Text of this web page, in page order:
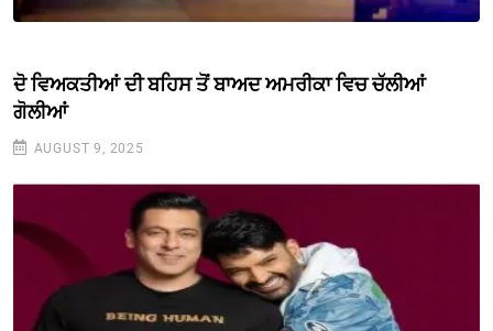
ਦੋ ਵਿਅਕਤੀਆਂ ਦੀ ਬਹਿਸ ਤੋਂ ਬਾਅਦ ਅਮਰੀਕਾ ਵਿਚ ਚੱਲੀਆਂ
ਗੋਲੀਆਂ
AUGUST 9, 2025